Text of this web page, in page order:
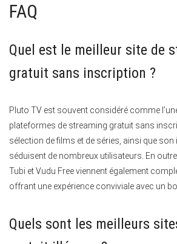
FAQ
Quel est le meilleur site de
gratuit sans inscription ?
Pluto TV est souvent considéré comme
plateformes de streaming gratuit sans
sélection de films et de séries, ainsi que son
séduisent de nombreux utilisateurs. En
Tubi et Vudu Free viennent également
offrant une expérience conviviale avec un
Quels sont les meilleurs